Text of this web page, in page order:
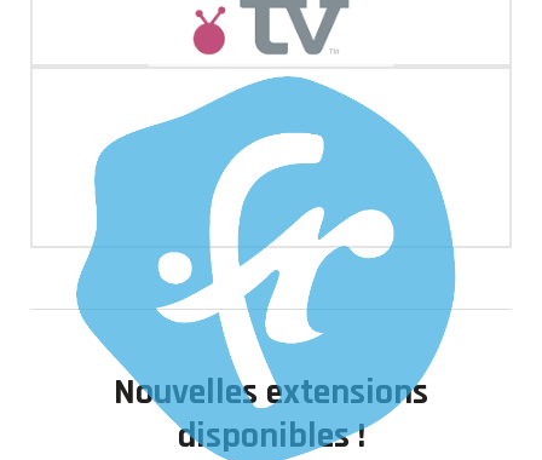
Nouvelles extensions
disponibles !